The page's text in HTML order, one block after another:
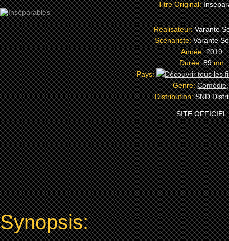
Titre Original:
Réalisateur:Varante
Scénariste:Varante
Année:2019
Durée:89mn
Pays:
Genre:Comédie
Distribution:SND
SITE OFFICIEL
Synopsis: